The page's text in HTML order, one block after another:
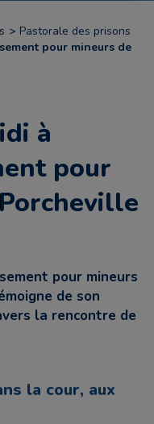
Pastorale des prisons
pour mineurs de
à
pour
pour mineurs
de son
la rencontre de
la cour, aux